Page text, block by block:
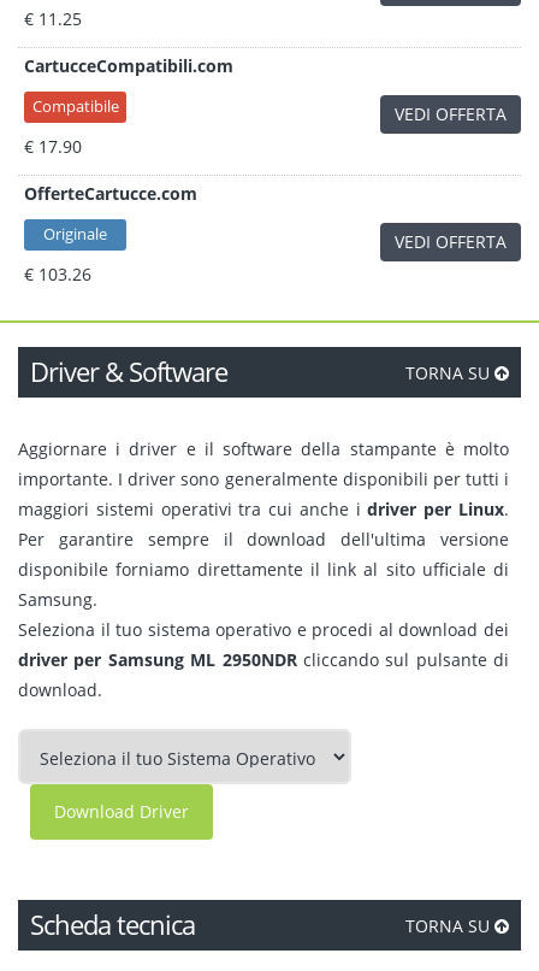
€ 11.25
CartucceCompatibili.com
Compatibile
€ 17.90
VEDI OFFERTA
OfferteCartucce.com
Originale
€ 103.26
VEDI OFFERTA
Driver & Software TORNA SU
Aggiornare i driver e il software della stampante è molto
importante. I driver sono generalmente disponibili per tutti i
maggiori sistemi operativi tra cui anche idriver per Linux.
Per garantire sempre il download dell'ultima versione
disponibile forniamo direttamente il link al sito ufficiale di
Samsung.
Seleziona il tuo sistema operativo e procedi al download dei
driver per Samsung ML 2950NDRcliccando sul pulsante di
download.
Download Driver
Scheda tecnica TORNA SU